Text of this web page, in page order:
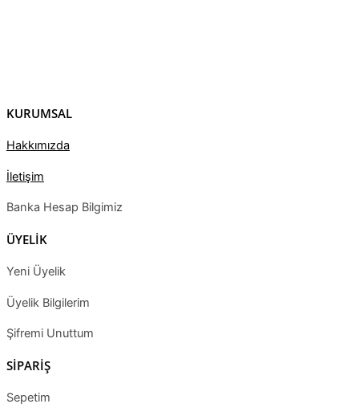
KURUMSAL
Hakkımızda
İletişim
Banka Hesap Bilgimiz
ÜYELİK
Yeni Üyelik
Üyelik Bilgilerim
Şifremi Unuttum
SİPARİŞ
Sepetim